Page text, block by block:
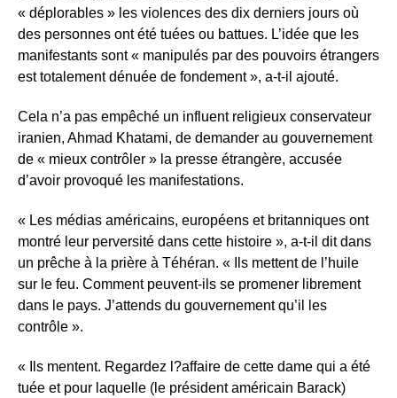
« déplorables » les violences des dix derniers jours où
des personnes ont été tuées ou battues. L’idée que les
manifestants sont « manipulés par des pouvoirs étrangers
est totalement dénuée de fondement », a-t-il ajouté.
Cela n’a pas empêché un influent religieux conservateur
iranien, Ahmad Khatami, de demander au gouvernement
de « mieux contrôler » la presse étrangère, accusée
d’avoir provoqué les manifestations.
« Les médias américains, européens et britanniques ont
montré leur perversité dans cette histoire », a-t-il dit dans
un prêche à la prière à Téhéran. « Ils mettent de l’huile
sur le feu. Comment peuvent-ils se promener librement
dans le pays. J’attends du gouvernement qu’il les
contrôle ».
« Ils mentent. Regardez l?affaire de cette dame qui a été
tuée et pour laquelle (le président américain Barack)